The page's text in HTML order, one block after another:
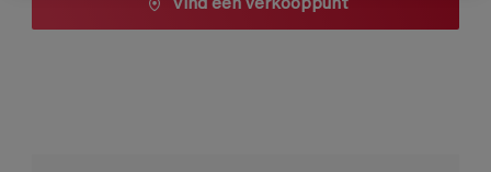
Vind een verkooppunt